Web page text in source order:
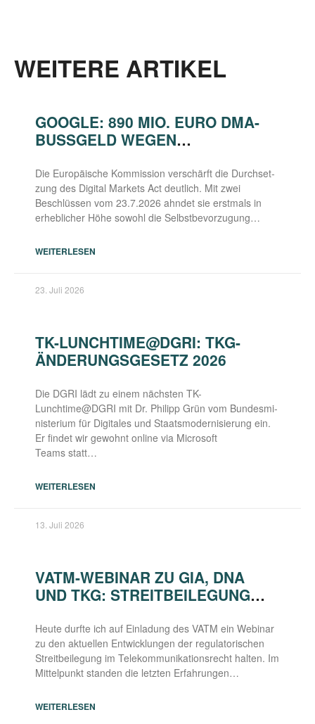
WEITERE ARTIKEL
GOOGLE: 890 MIO. EURO DMA-
BUSSGELD WEGEN S
NTI-STEERING
Die Euro­päi­sche Kom­mis­si­on ver­schärft die Durch­set­
zung des Digi­tal Mar­kets Act deut­lich. Mit zwei
Beschlüs­sen vom 23.7.2026 ahn­det sie erst­mals in
erheb­li­cher Höhe sowohl die Selbstbevorzugung…
WEITERLESEN
23. Juli 2026
TK-LUNCHTIME@DGRI: TKG-
ÄNDERUNGSGESETZ 2026
Die DGRI lädt zu einem nächs­ten TK-
Lunchtime@DGRI mit Dr. Phil­ipp Grün vom Bun­des­mi­
nis­te­ri­um für Digi­ta­les und Staats­mo­der­ni­sie­rung ein.
Er fin­det wir gewohnt online via Micro­soft
Teams statt…
WEITERLESEN
13. Juli 2026
VATM-WEBINAR ZU GIA, DNA
UND TKG: STREITBEILEGUNG
PRAXIS
Heu­te durf­te ich auf Ein­la­dung des VATM ein Web­i­nar
zu den aktu­el­len Ent­wick­lun­gen der regu­la­to­ri­schen
Streit­bei­le­gung im Tele­kom­mu­ni­ka­ti­ons­recht hal­ten. Im
Mit­tel­punkt stan­den die letz­ten Erfahrungen…
WEITERLESEN